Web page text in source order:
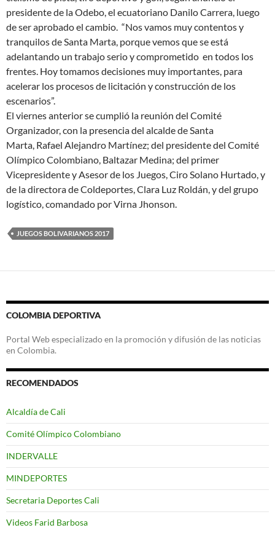
presidente de la Odebo, el ecuatoriano Danilo Carrera, luego
de ser aprobado el cambio. “Nos vamos muy contentos y
tranquilos de Santa Marta, porque vemos que se está
adelantando un trabajo serio y comprometido en todos los
frentes. Hoy tomamos decisiones muy importantes, para
acelerar los procesos de licitación y construcción de los
escenarios”.
El viernes anterior se cumplió la reunión del Comité
Organizador, con la presencia del alcalde de Santa
Marta, Rafael Alejandro Martínez; del presidente del Comité
Olímpico Colombiano, Baltazar Medina; del primer
Vicepresidente y Asesor de los Juegos, Ciro Solano Hurtado, y
de la directora de Coldeportes, Clara Luz Roldán, y del grupo
logístico, comandado por Virna Jhonson.
JUEGOS BOLIVARIANOS 2017
COLOMBIA DEPORTIVA
Portal Web especializado en la promoción y difusión de las noticias
en Colombia.
RECOMENDADOS
Alcaldía de Cali
Comité Olímpico Colombiano
INDERVALLE
MINDEPORTES
Secretaria Deportes Cali
Videos Farid Barbosa